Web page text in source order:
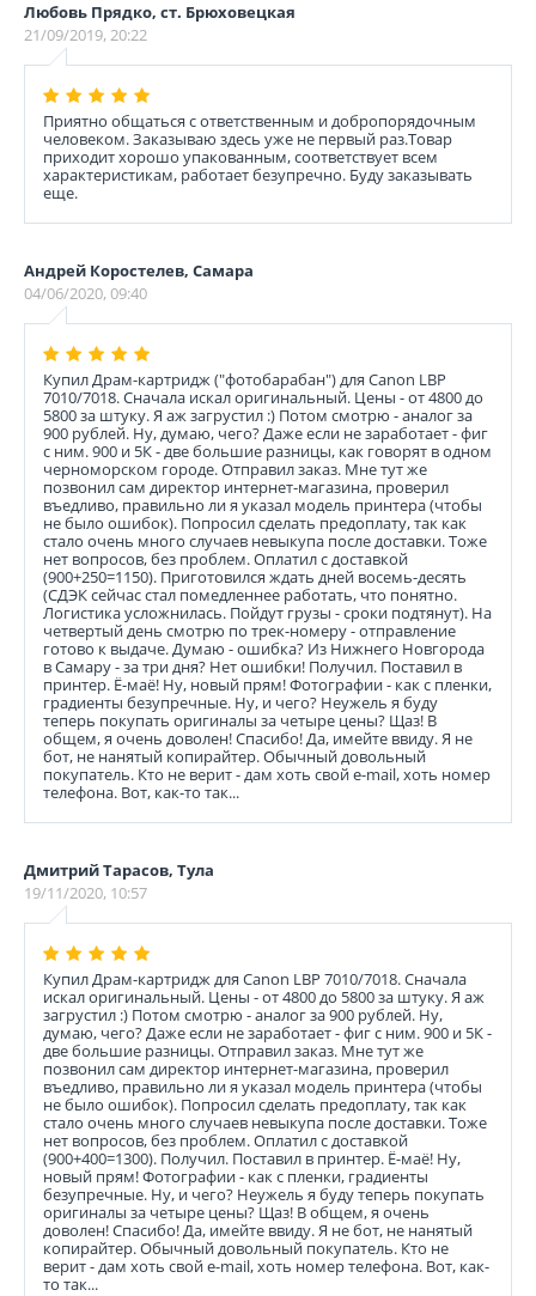
Любовь Прядко, ст. Брюховецкая
21/09/2019, 20:22
Приятно общаться с ответственным и добропорядочным
человеком. Заказываю здесь уже не первый раз.Товар
приходит хорошо упакованным, соответствует всем
характеристикам, работает безупречно. Буду заказывать
еще.
Андрей Коростелев, Самара
04/06/2020, 09:40
Купил Драм-картридж ("фотобарабан") для Canon LBP
7010/7018. Сначала искал оригинальный. Цены - от 4800 до
5800 за штуку. Я аж загрустил :) Потом смотрю - аналог за
900 рублей. Ну, думаю, чего? Даже если не заработает - фиг
с ним. 900 и 5К - две большие разницы, как говорят в одном
черноморском городе. Отправил заказ. Мне тут же
позвонил сам директор интернет-магазина, проверил
въедливо, правильно ли я указал модель принтера (чтобы
не было ошибок). Попросил сделать предоплату, так как
стало очень много случаев невыкупа после доставки. Тоже
нет вопросов, без проблем. Оплатил с доставкой
(900+250=1150). Приготовился ждать дней восемь-десять
(СДЭК сейчас стал помедленнее работать, что понятно.
Логистика усложнилась. Пойдут грузы - сроки подтянут). На
четвертый день смотрю по трек-номеру - отправление
готово к выдаче. Думаю - ошибка? Из Нижнего Новгорода
в Самару - за три дня? Нет ошибки! Получил. Поставил в
принтер. Ё-маё! Ну, новый прям! Фотографии - как с пленки,
градиенты безупречные. Ну, и чего? Неужель я буду
теперь покупать оригиналы за четыре цены? Щаз! В
общем, я очень доволен! Спасибо! Да, имейте ввиду. Я не
бот, не нанятый копирайтер. Обычный довольный
покупатель. Кто не верит - дам хоть свой e-mail, хоть номер
телефона. Вот, как-то так...
Дмитрий Тарасов, Тула
19/11/2020, 10:57
Купил Драм-картридж для Canon LBP 7010/7018. Сначала
искал оригинальный. Цены - от 4800 до 5800 за штуку. Я аж
загрустил :) Потом смотрю - аналог за 900 рублей. Ну,
думаю, чего? Даже если не заработает - фиг с ним. 900 и 5К -
две большие разницы. Отправил заказ. Мне тут же
позвонил сам директор интернет-магазина, проверил
въедливо, правильно ли я указал модель принтера (чтобы
не было ошибок). Попросил сделать предоплату, так как
стало очень много случаев невыкупа после доставки. Тоже
нет вопросов, без проблем. Оплатил с доставкой
(900+400=1300). Получил. Поставил в принтер. Ё-маё! Ну,
новый прям! Фотографии - как с пленки, градиенты
безупречные. Ну, и чего? Неужель я буду теперь покупать
оригиналы за четыре цены? Щаз! В общем, я очень
доволен! Спасибо! Да, имейте ввиду. Я не бот, не нанятый
копирайтер. Обычный довольный покупатель. Кто не
верит - дам хоть свой e-mail, хоть номер телефона. Вот, как-
то так...